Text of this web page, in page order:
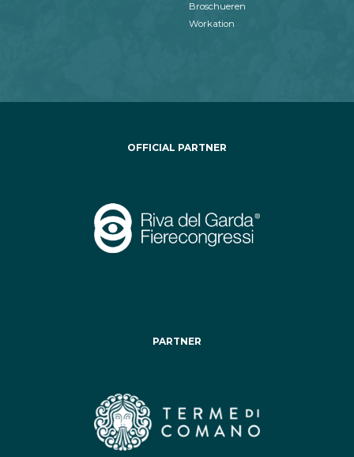
Broschueren
Workation
OFFICIAL PARTNER
PARTNER